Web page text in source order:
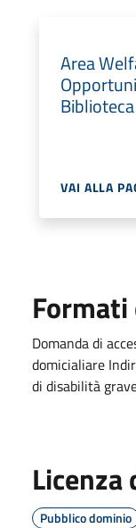
Area
Biblioteca
VAI ALLA
Domanda di
domicialiare
di disabilità
Pubblico dominio